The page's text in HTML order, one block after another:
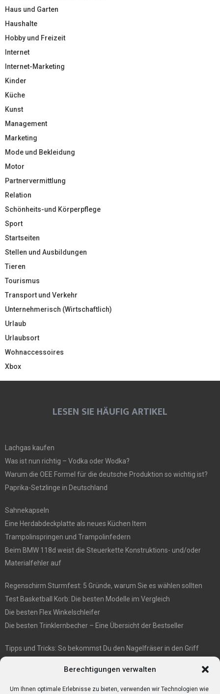
Berechtigungen verwalten
Um Ihnen optimale Erlebnisse zu bieten, verwenden wir Technologien wie
Haus und Garten
Haushalte
Hobby und Freizeit
Internet
Internet-Marketing
Kinder
Küche
Kunst
Management
Marketing
Mode und Bekleidung
Motor
Partnervermittlung
Relation
Schönheits-und Körperpflege
Sport
Startseiten
Stellen und Ausbildungen
Tieren
Tourismus
Transport und Verkehr
Unternehmerisch (Wirtschaftlich)
Urlaub
Urlaubsort
Wohnaccessoires
Xbox
LESEN SIE HÄUFIG ARTIKEL
Lachgas kaufen
Was ist nun richtig – Vodka oder Wodka?
Warum die OEE Formel für die deutsche Produktion so wichtig ist?
Paprika-Setzlinge in Deutschland
Sahnekapseln
Eine Herdabdeckplatte als neues Küchen Item
Trampolinspringen und Trampolinfedern
Beim BMW 118d weist die Steuerkette Konstruktions- und/oder
Materialfehler auf
Regenschirm Sturmfest: 5 Gründe, warum Sie es wählen sollten
Test Basketball Korb: Die besten Modelle im Vergleich
Die besten Flex Winkelschleifer
Die besten Trinklernbecher – Eine Übersicht der Bestseller
Tipps und Tricks: So bekommst Du den Nagelfräser in den Griff
Veganismus und Vegetarismus: Was ist der Unterschied?
Bumpkeys sind ein Phänomen, das viel Aufmerksamkeit erregt.